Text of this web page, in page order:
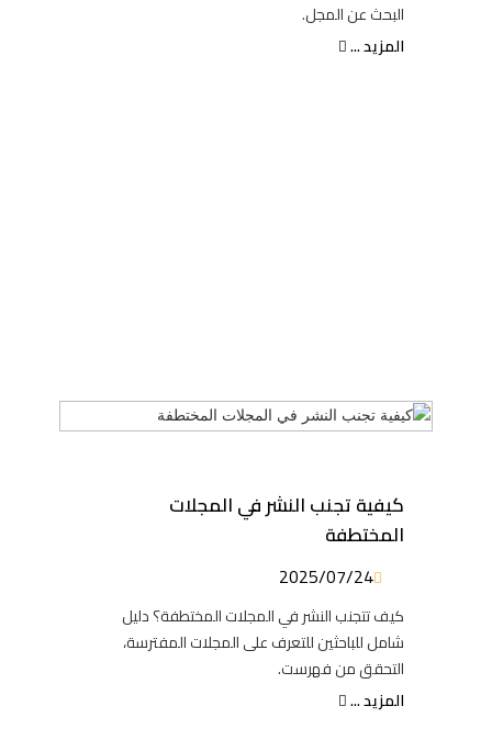
البحث عن المجل.
المزيد ...
كيفية تجنب النشر في المجلات
المختطفة
2025/07/24
كيف تتجنب النشر في المجلات المختطفة؟ دليل
شامل للباحثين للتعرف على المجلات المفترسة،
التحقق من فهرست.
المزيد ...